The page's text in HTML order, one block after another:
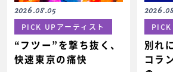
2026.08.05
PICK UPアーティスト
“フツー”を撃ち抜く、
快速東京の痛快
PICK
別れ
コラ